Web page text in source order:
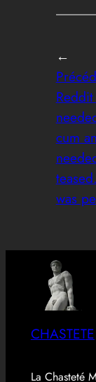
←
cum
was
CHASTETE
La Chasteté